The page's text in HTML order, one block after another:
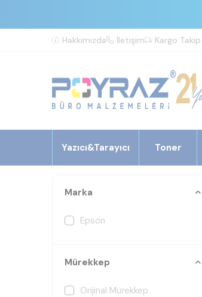
Hakkımızda İletişim Kargo Takip
Yazıcı&Tarayıcı Toner
Marka
Epson
Mürekkep
Orijinal Mürekkep